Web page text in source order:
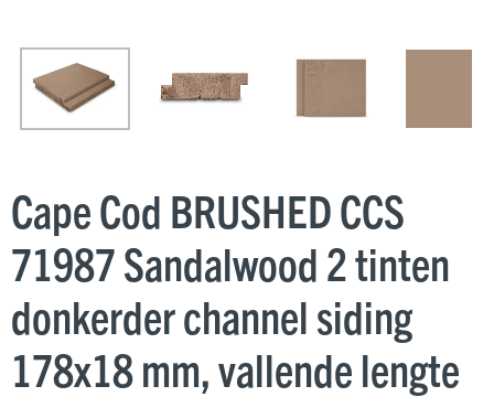
Cape Cod BRUSHED CCS
71987 Sandalwood 2 tinten
donkerder channel siding
178x18 mm, vallende lengte